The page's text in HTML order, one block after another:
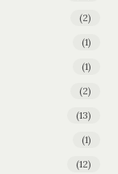
(2)
(1)
(1)
(2)
(13)
(1)
(12)